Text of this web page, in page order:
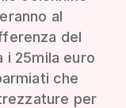
al
del
i 25mila euro
che
per